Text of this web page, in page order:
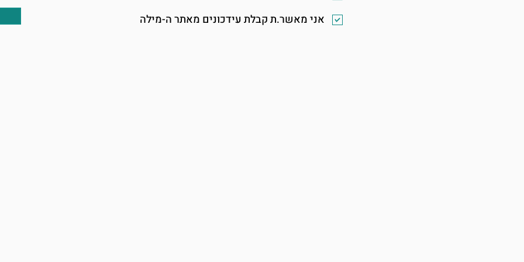
אני מאשר.ת קבלת עידכונים מאתר ה-מילה